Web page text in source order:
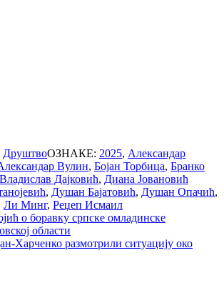
ДруштвоОЗНАКЕ: 2025, Александар
Вулин, Бојан Торбица, Бранко
Владислав Дајковић, Диана Јовановић
, Душан Бајатовић, Душан Опачић,
Ли Минг, Реџеп Исмаил
о боравку српске омладинске
области
Харченко размотрили ситуацију око